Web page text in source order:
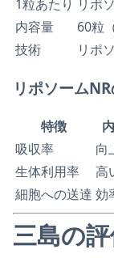
1粒あたり リポ
内容量
60粒
技術
リポ
リポソーム
特徴
吸収率
向
生体利用率
高
細胞への送達 効
三島の